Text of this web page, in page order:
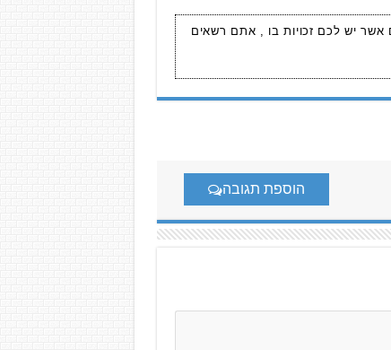
אשר יש לכם זכויות בו , אתם רשאים
הוספת תגובה